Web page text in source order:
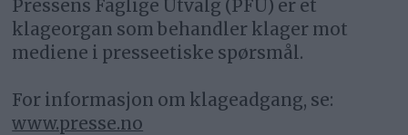
Pressens Faglige Utvalg (PFU) er et
klageorgan som behandler klager mot
mediene i presseetiske spørsmål.
For informasjon om klageadgang, se:
www.presse.no